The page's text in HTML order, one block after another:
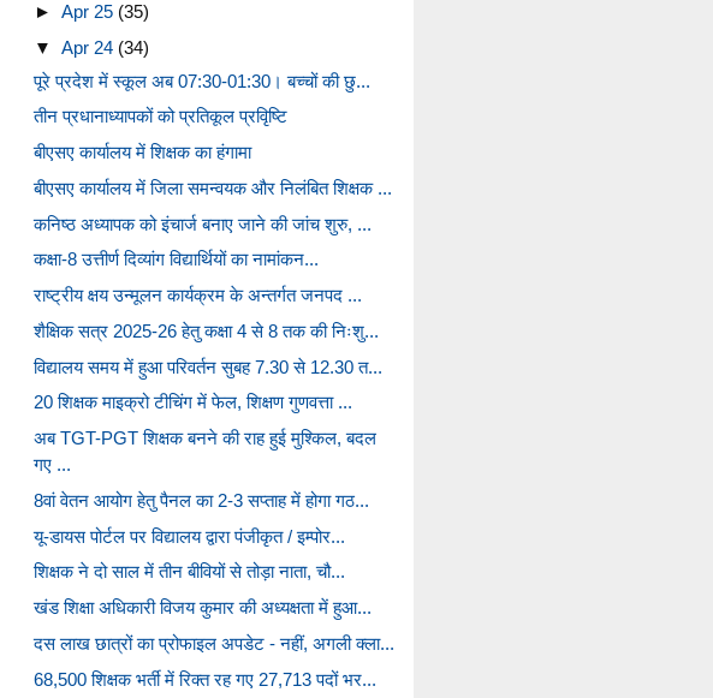
► Apr 25 (35)
▼ Apr 24 (34)
पूरे प्रदेश में स्कूल अब 07:30-01:30। बच्चों की छु...
तीन प्रधानाध्यापकों को प्रतिकूल प्रवृिष्टि
बीएसए कार्यालय में शिक्षक का हंगामा
बीएसए कार्यालय में जिला समन्वयक और निलंबित शिक्षक ...
कनिष्ठ अध्यापक को इंचार्ज बनाए जाने की जांच शुरु, ...
कक्षा-8 उत्तीर्ण दिव्यांग विद्यार्थियों का नामांकन...
राष्ट्रीय क्षय उन्मूलन कार्यक्रम के अन्तर्गत जनपद ...
शैक्षिक सत्र 2025-26 हेतु कक्षा 4 से 8 तक की निःशु...
विद्यालय समय में हुआ परिवर्तन सुबह 7.30 से 12.30 त...
20 शिक्षक माइक्रो टीचिंग में फेल, शिक्षण गुणवत्ता ...
अब TGT-PGT शिक्षक बनने की राह हुई मुश्किल, बदल
गए ...
8वां वेतन आयोग हेतु पैनल का 2-3 सप्ताह में होगा गठ...
यू-डायस पोर्टल पर विद्यालय द्वारा पंजीकृत / इम्पोर...
शिक्षक ने दो साल में तीन बीवियों से तोड़ा नाता, चौ...
खंड शिक्षा अधिकारी विजय कुमार की अध्यक्षता में हुआ...
दस लाख छात्रों का प्रोफाइल अपडेट - नहीं, अगली क्ला...
68,500 शिक्षक भर्ती में रिक्त रह गए 27,713 पदों भर...